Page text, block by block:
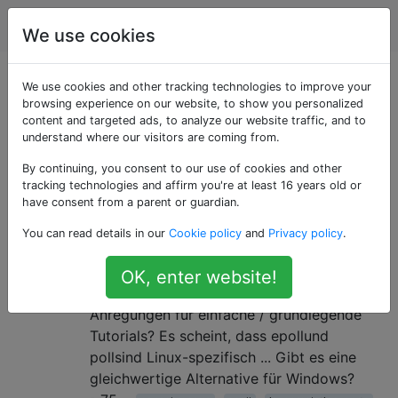
Programmierung
Als «epoll» getaggte
Fragen
1
Was ist der Unterschied zwischen
Epoll, Poll, Threadpool?
Könnte jemand erklären , was der
Threadpool ? Was sind die Vor- und
Nachteile? Anregungen für Frameworks?
Anregungen für einfache / grundlegende
Tutorials? Es scheint, dass epollund
pollsind Linux-spezifisch ... Gibt es eine
gleichwertige Alternative für Windows?
We use cookies
We use cookies and other tracking technologies to improve your
browsing experience on our website, to show you personalized
content and targeted ads, to analyze our website traffic, and to
understand where our visitors are coming from.
By continuing, you consent to our use of cookies and other
tracking technologies and affirm you're at least 16 years old or
have consent from a parent or guardian.
You can read details in our Cookie policy and Privacy policy.
OK, enter website!